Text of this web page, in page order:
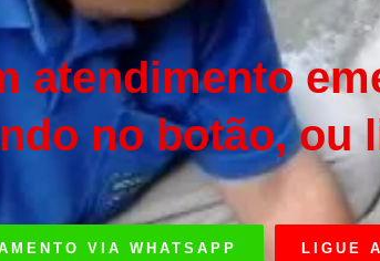
atendimento
no botão, ou
VIA WHATSAPP LIGUE